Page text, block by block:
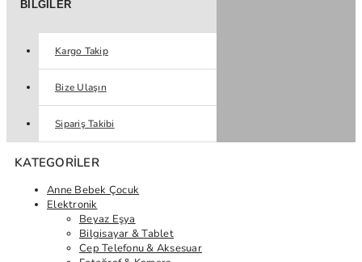
BILGILER
Kargo Takip
Bize Ulaşın
Sipariş Takibi
KATEGORILER
Anne Bebek Çocuk
Elektronik
Beyaz Eşya
Bilgisayar & Tablet
Cep Telefonu & Aksesuar